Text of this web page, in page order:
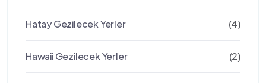
Hatay Gezilecek Yerler (4)
Hawaii Gezilecek Yerler (2)